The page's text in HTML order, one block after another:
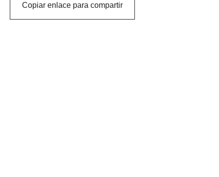
Copiar enlace para compartir